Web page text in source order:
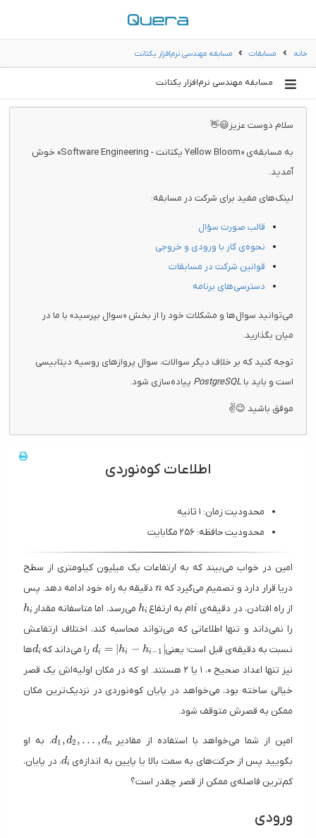
خانه مسابقات مسابقه مهندسی نرم‌افزار یکتانت
مسابقه مهندسی نرم‌افزار یکتانت
سلام دوست عزیز😃👋
به مسابقه‌ی «Yellow Bloom یکتانت - Software Engineering» خوش
آمدید.
لینک‌های مفید برای شرکت در مسابقه:
قالب صورت سؤال
نحوه‌ی کار با ورودی و خروجی
قوانین شرکت در مسابقات
دسترسی‌های برنامه
می‌توانید سوال‌ها و مشکلات خود را از بخش «سوال بپرسید» با ما در
میان بگذارید.
توجه کنید که بر خلاف دیگر سوالات، سوال پروازهای روسیه دیتابیسی
است و باید باPostgreSQL پیاده‌سازی شود.
موفق باشید 😉✌
اطلاعات کوه‌نوردی
محدودیت زمان: ۱ ثانیه
محدودیت حافظه: ۲۵۶ مگابایت
امین در خواب می‌بیند که به ارتفاعات یک میلیون کیلومتری از سطح
دریا قرار دارد و تصمیم می‌گیرد که
n
n دقیقه به راه خود ادامه دهد. پس
از راه افتادن، در دقیقه‌ی iام به ارتفاع
h_i
hi می‌رسد، اما متاسفانه مقدار
h_i
hi
را نمی‌داند و تنها اطلاعاتی که می‌تواند محاسبه کند، اختلاف ارتفاعش
نسبت به دقیقه‌ی قبل است؛ یعنی
d_i = |h_i - h_{i - 1}|\,
di = ∣hi − hi−1 را می‌داند که
d_i
di
ها
نیز تنها اعداد صحیح ۰، ۱ یا ۲ هستند. او که در مکان اولیه‌اش یک قصر
خیالی ساخته بود، می‌خواهد در پایان کوه‌نوردی در نزدیک‌ترین مکان
ممکن به قصرش متوقف شود.
امین از شما می‌خواهد با استفاده از مقادیر
d_1, d_2, \dots, d_n\,
d1 ,d2 , … ,dn
، به او
بگویید پس از حرکت‌های به سمت بالا یا پایین به اندازه‌ی
d_i
di
، در پایان،
کم‌ترین فاصله‌ی ممکن از قصر چقدر است؟
ورودی